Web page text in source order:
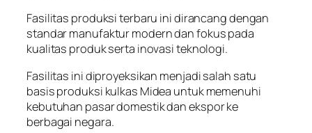
Fasilitas produksi terbaru ini dirancang dengan
standar manufaktur modern dan fokus pada
kualitas produk serta inovasi teknologi.
Fasilitas ini diproyeksikan menjadi salah satu
basis produksi kulkas Midea untuk memenuhi
kebutuhan pasar domestik dan ekspor ke
berbagai negara.